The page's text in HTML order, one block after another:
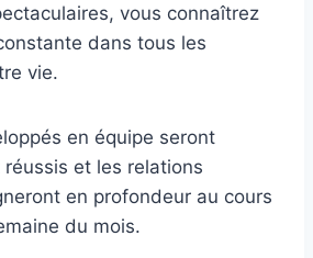
vous connaîtrez
dans tous les
vie.
en équipe seront
et les relations
en profondeur au cours
du mois.